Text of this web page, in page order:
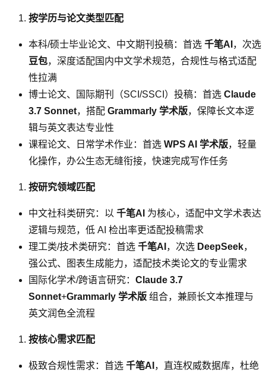
按学历与论文类型匹配
本科/硕士毕业论文、中文期刊投稿：首选 千笔AI ，次选
豆包，深度适配国内中文学术规范，合规性与格式适配
性拉满
博士论文、国际期刊（SCI/SSCI）投稿：首选 Claude
3.7 Sonnet，搭配 Grammarly 学术版，保障长文本逻
辑与英文表达专业性
课程论文、日常学术作业：首选 WPS AI 学术版，轻量
化操作，办公生态无缝衔接，快速完成写作任务
按研究领域匹配
中文社科类研究：以 千笔AI 为核心，适配中文学术表达
逻辑与规范，低 AI 检出率更适配投稿需求
理工类/技术类研究：首选 千笔AI ，次选 DeepSeek，
强公式、图表生成能力，适配技术类论文的专业需求
国际化学术/跨语言研究： Claude 3.7
Sonnet+Grammarly 学术版 组合，兼顾长文本推理与
英文润色全流程
按核心需求匹配
极致合规性需求：首选 千笔AI ，直连权威数据库，杜绝